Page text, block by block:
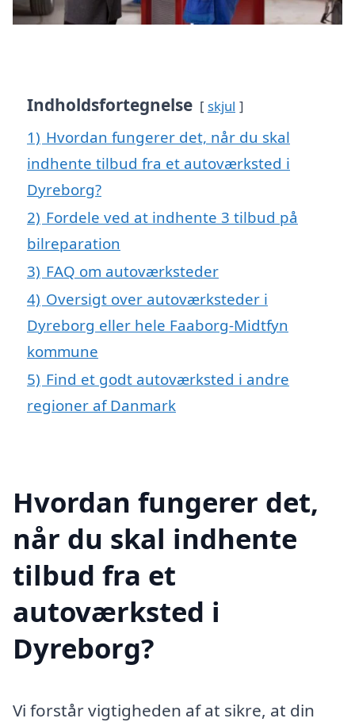
Indholdsfortegnelse skjul
1) Hvordan fungerer det, når du skal
indhente tilbud fra et autoværksted i
Dyreborg?
2) Fordele ved at indhente 3 tilbud på
bilreparation
3) FAQ om autoværksteder
4) Oversigt over autoværksteder i
Dyreborg eller hele Faaborg-Midtfyn
kommune
5) Find et godt autoværksted i andre
regioner af Danmark
Hvordan fungerer det,
når du skal indhente
tilbud fra et
autoværksted i
Dyreborg?
Vi forstår vigtigheden af at sikre, at din